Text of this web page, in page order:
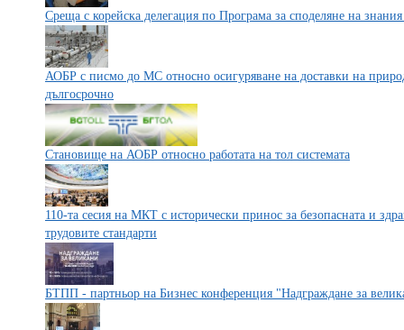
Среща с корейска делегация по Програма за споделяне на
АОБР с писмо до МС относно осигуряване на доставки на
дългосрочно
Становище на АОБР относно работата на тол системата
110-та сесия на МКТ с исторически принос за безопасната и
трудовите стандарти
БТПП - партньор на Бизнес конференция "Надграждане за